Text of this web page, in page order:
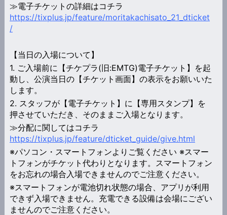
≫電子チケットの詳細はコチラ
https://tixplus.jp/feature/moritakachisato_21_dticket
/
【当日の入場について】
1. ご入場前に【チケプラ(旧:EMTG)電子チケット】を起
動し、公演当日の【チケット画面】の表示をお願いいた
します。
2. スタッフが【電子チケット】に【専用スタンプ】を
押させていただき、そのままご入場となります。
≫分配に関してはコチラ
https://tixplus.jp/feature/dticket_guide/give.html
※パソコン・スマートフォンよりご覧ください ※スマー
トフォンがチケット代わりとなります。スマートフォン
をお忘れの場合入場できませんのでご注意ください。
※スマートフォンが電池切れ状態の場合、アプリが利用
できず入場できません。充電できる設備は会場にござい
ませんのでご注意ください。